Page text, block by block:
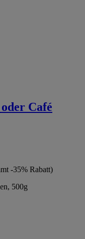
Café
-35% Rabatt)
500g